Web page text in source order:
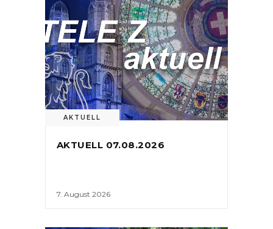
AKTUELL
AKTUELL 07.08.2026
7. August 2026